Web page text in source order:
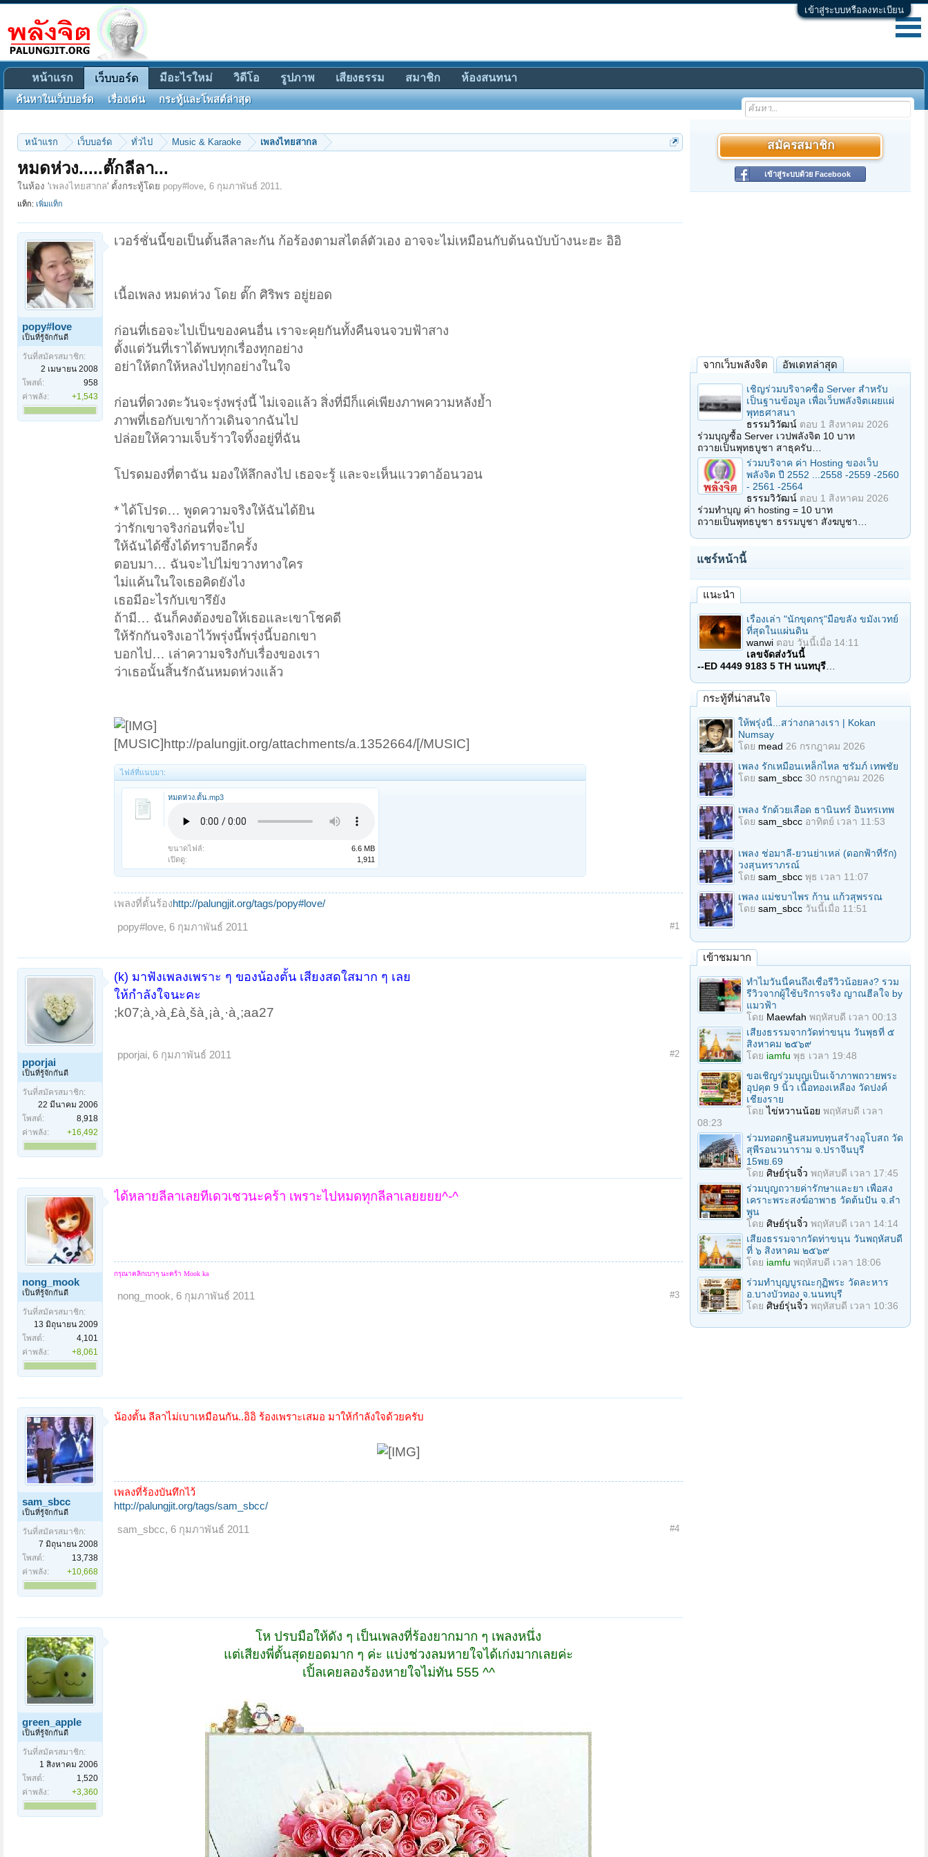
เข้าสู่ระบบหรือลงทะเบียน
หน้าแรก เว็บบอร์ด ทั่วไป Music & Karaoke เพลงไทยสากล
หมดห่วง.....ตั๊กลีลา...
ในห้อง 'เพลงไทยสากล' ตั้งกระทู้โดย popy#love, 6 กุมภาพันธ์ 2011.
แท็ก: เพิ่มแท็ก
popy#love
เป็นที่รู้จักกันดี
วันที่สมัครสมาชิก:
2 เมษายน 2008
โพสต์:
958
ค่าพลัง:
+1,543
เวอร์ชั่นนี้ขอเป็นตั้นลีลาละกัน ก้อร้องตามสไตล์ตัวเอง อาจจะไม่เหมือนกับต้นฉบับบ้างนะฮะ อิอิ
เนื้อเพลง หมดห่วง โดย ตั๊ก ศิริพร อยู่ยอด
ก่อนที่เธอจะไปเป็นของคนอื่น เราจะคุยกันทั้งคืนจนจวบฟ้าสาง
ตั้งแต่วันที่เราได้พบทุกเรื่องทุกอย่าง
อย่าให้ตกให้หลงไปทุกอย่างในใจ
ก่อนที่ดวงตะวันจะรุ่งพรุ่งนี้ ไม่เจอแล้ว สิ่งที่มีก็แค่เพียงภาพความหลังย้ำ
ภาพที่เธอกับเขาก้าวเดินจากฉันไป
ปล่อยให้ความเจ็บร้าวใจทิ้งอยู่ที่ฉัน
โปรดมองที่ตาฉัน มองให้ลึกลงไป เธอจะรู้ และจะเห็นแววตาอ้อนวอน
* ได้โปรด… พูดความจริงให้ฉันได้ยิน
ว่ารักเขาจริงก่อนที่จะไป
ให้ฉันได้ซึ้งได้ทราบอีกครั้ง
ตอบมา… ฉันจะไปไม่ขวางทางใคร
ไม่แค้นในใจเธอคิดยังไง
เธอมีอะไรกับเขารึยัง
ถ้ามี… ฉันก็คงต้องขอให้เธอและเขาโชคดี
ให้รักกันจริงเอาไว้พรุ่งนี้พรุ่งนี้บอกเขา
บอกไป… เล่าความจริงกับเรื่องของเรา
ว่าเธอนั้นสิ้นรักฉันหมดห่วงแล้ว
[MUSIC]http://palungjit.org/attachments/a.1352664/[/MUSIC]
ไฟล์ที่แนบมา:
หมดห่วง.ตั้น.mp3
ขนาดไฟล์:
6.6 MB
เปิดดู:
1,911
เพลงที่ตั้นร้องhttp://palungjit.org/tags/popy#love/
popy#love, 6 กุมภาพันธ์ 2011 #1
pporjai
เป็นที่รู้จักกันดี
วันที่สมัครสมาชิก:
22 มีนาคม 2006
โพสต์:
8,918
ค่าพลัง:
+16,492
(k) มาฟังเพลงเพราะ ๆ ของน้องตั้น เสียงสดใสมาก ๆ เลย
ให้กำลังใจนะคะ
;k07;à¸›à¸£à¸šà¸¡à¸·à¸­;aa27
pporjai, 6 กุมภาพันธ์ 2011 #2
nong_mook
เป็นที่รู้จักกันดี
วันที่สมัครสมาชิก:
13 มิถุนายน 2009
โพสต์:
4,101
ค่าพลัง:
+8,061
ได้หลายลีลาเลยทีเดวเชวนะคร้า เพราะไปหมดทุกลีลาเลยยยย^-^
กรุณาคลิกเบาๆ นะคร้า Mook ka
nong_mook, 6 กุมภาพันธ์ 2011 #3
sam_sbcc
เป็นที่รู้จักกันดี
วันที่สมัครสมาชิก:
7 มิถุนายน 2008
โพสต์:
13,738
ค่าพลัง:
+10,668
น้องตั้น ลีลาไม่เบาเหมือนกัน..อิอิ ร้องเพราะเสมอ มาให้กำลังใจด้วยครับ
เพลงที่ร้องบันทึกไว้
http://palungjit.org/tags/sam_sbcc/
sam_sbcc, 6 กุมภาพันธ์ 2011 #4
green_apple
เป็นที่รู้จักกันดี
วันที่สมัครสมาชิก:
1 สิงหาคม 2006
โพสต์:
1,520
ค่าพลัง:
+3,360
โห ปรบมือให้ดัง ๆ เป็นเพลงที่ร้องยากมาก ๆ เพลงหนึ่ง
แต่เสียงพี่ตั้นสุดยอดมาก ๆ ค่ะ แบ่งช่วงลมหายใจได้เก่งมากเลยค่ะ
เปิ้ลเคยลองร้องหายใจไม่ทัน 555 ^^
สมัครสมาชิก
เข้าสู่ระบบด้วย Facebook
จากเว็บพลังจิต อัพเดทล่าสุด
เชิญร่วมบริจาคซื้อ Server สำหรับ
เป็นฐานข้อมูล เพื่อเว็บพลังจิตเผยแผ่
พุทธศาสนา
ธรรมวิวัฒน์ ตอบ 1 สิงหาคม 2026
ร่วมบุญซื้อ Server เวปพลังจิต 10 บาท
ถวายเป็นพุทธบูชา สาธุครับ…
ร่วมบริจาค ค่า Hosting ของเว็บ
พลังจิต ปี 2552 ...2558 -2559 -2560
- 2561 -2564
ธรรมวิวัฒน์ ตอบ 1 สิงหาคม 2026
ร่วมทำบุญ ค่า hosting = 10 บาท
ถวายเป็นพุทธบูชา ธรรมบูชา สังฆบูชา…
แชร์หน้านี้
แนะนำ
เรื่องเล่า "นักขุดกรุ"มือขลัง ขมังเวทย์
ที่สุดในแผ่นดิน
wanwi ตอบ วันนี้เมื่อ 14:11
เลขจัดส่งวันนี้
--ED 4449 9183 5 TH นนทบุรี
กระทู้ที่น่าสนใจ
ให้พรุ่งนี้...สว่างกลางเรา | Kokan
Numsay
โดย mead 26 กรกฎาคม 2026
เพลง รักเหมือนเหล็กไหล ชรัมภ์ เทพชัย
โดย sam_sbcc 30 กรกฎาคม 2026
เพลง รักด้วยเลือด ธานินทร์ อินทรเทพ
โดย sam_sbcc อาทิตย์ เวลา 11:53
เพลง ช่อมาลี-ยวนย่าเหล่ (ดอกฟ้าที่รัก)
วงสุนทราภรณ์
โดย sam_sbcc พุธ เวลา 11:07
เพลง แม่ชบาไพร ก้าน แก้วสุพรรณ
โดย sam_sbcc วันนี้เมื่อ 11:51
เข้าชมมาก
ทำไมวันนี้คนถึงเชื่อรีวิวน้อยลง? รวม
รีวิวจากผู้ใช้บริการจริง ญาณฮีลใจ by
แมวฟ้า
โดย Maewfah พฤหัสบดี เวลา 00:13
เสียงธรรมจากวัดท่าขนุน วันพุธที่ ๕
สิงหาคม ๒๕๖๙
โดย iamfu พุธ เวลา 19:48
ขอเชิญร่วมบุญเป็นเจ้าภาพถวายพระ
อุปคุต 9 นิ้ว เนื้อทองเหลือง วัดปงค์
เชียงราย
โดยไข่หวานน้อย พฤหัสบดี เวลา
08:23
ร่วมทอดกฐินสมทบทุนสร้างอุโบสถ วัด
สุพีรอนวนาราม จ.ปราจีนบุรี
15พย.69
โดย ศิษย์รุ่นจิ๋ว พฤหัสบดี เวลา 17:45
ร่วมบุญถวายค่ารักษาและยา เพื่อสง
เคราะพระสงฆ์อาพาธ วัดต้นปัน จ.ลํา
พูน
โดย ศิษย์รุ่นจิ๋ว พฤหัสบดี เวลา 14:14
เสียงธรรมจากวัดท่าขนุน วันพฤหัสบดี
ที่ ๖ สิงหาคม ๒๕๖๙
โดย iamfu พฤหัสบดี เวลา 18:06
ร่วมทําบุญบูรณะกุฏิพระ วัดละหาร
อ.บางบัวทอง จ.นนทบุรี
โดย ศิษย์รุ่นจิ๋ว พฤหัสบดี เวลา 10:36
หน้าแรก เว็บบอร์ด
ค้นหาในเว็บบอร์ด เรื่องเด่น กระทู้และโพสต์ล่าสุด
มีอะไรใหม่ วิดีโอ รูปภาพ เสียงธรรม สมาชิก ห้องสนทนา